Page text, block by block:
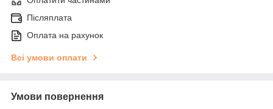
Післяплата
Оплата на рахунок
Всі умови оплати
Умови повернення